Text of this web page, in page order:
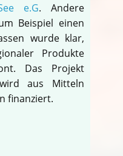
e.G. Andere
Beispiel einen
wurde klar,
Produkte
Das Projekt
wird aus Mitteln
finanziert.